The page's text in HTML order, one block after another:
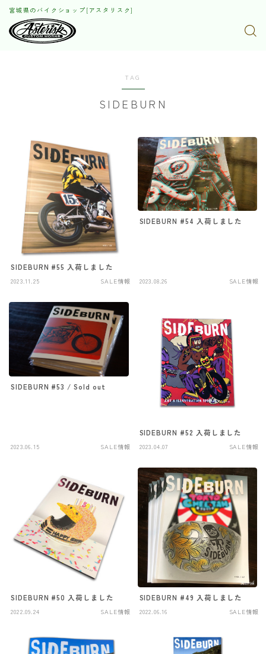
宮城県のバイクショップ[アスタリスク]
TAG
SIDEBURN
SIDEBURN #55 入荷しました
2023.11.25 SALE情報
SIDEBURN #54 入荷しました
2023.08.26 SALE情報
SIDEBURN #53 / Sold out
2023.06.15 SALE情報
SIDEBURN #52 入荷しました
2023.04.07 SALE情報
SIDEBURN #50 入荷しました
2022.09.24 SALE情報
SIDEBURN #49 入荷しました
2022.06.16 SALE情報